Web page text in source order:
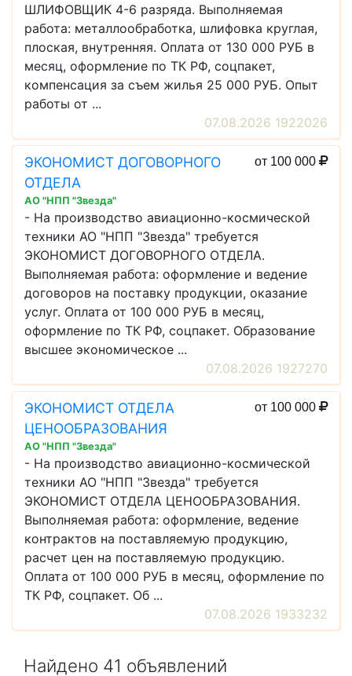
ШЛИФОВЩИК 4-6 разряда. Выполняемая
работа: металлообработка, шлифовка круглая,
плоская, внутренняя. Оплата от 130 000 РУБ в
месяц, оформление по ТК РФ, соцпакет,
компенсация за съем жилья 25 000 РУБ. Опыт
работы от ...
07.08.2026 1922026
ЭКОНОМИСТ ДОГОВОРНОГО
ОТДЕЛА
от 100 000
АО "НПП "Звезда"
- На производство авиационно-космической
техники АО "НПП "Звезда" требуется
ЭКОНОМИСТ ДОГОВОРНОГО ОТДЕЛА.
Выполняемая работа: оформление и ведение
договоров на поставку продукции, оказание
услуг. Оплата от 100 000 РУБ в месяц,
оформление по ТК РФ, соцпакет. Образование
высшее экономическое ...
07.08.2026 1927270
ЭКОНОМИСТ ОТДЕЛА
ЦЕНООБРАЗОВАНИЯ
от 100 000
АО "НПП "Звезда"
- На производство авиационно-космической
техники АО "НПП "Звезда" требуется
ЭКОНОМИСТ ОТДЕЛА ЦЕНООБРАЗОВАНИЯ.
Выполняемая работа: оформление, ведение
контрактов на поставляемую продукцию,
расчет цен на поставляемую продукцию.
Оплата от 100 000 РУБ в месяц, оформление по
ТК РФ, соцпакет. Об ...
07.08.2026 1933232
Найдено 41 объявлений